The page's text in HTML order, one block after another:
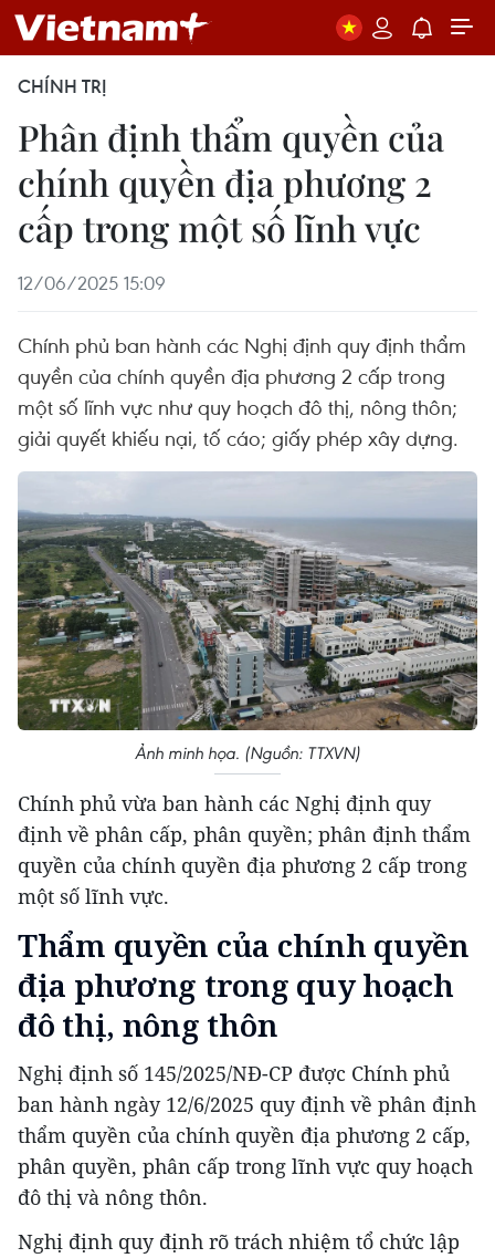
CHÍNH TRỊ
Phân định thẩm quyền của
chính quyền địa phương 2
cấp trong một số lĩnh vực
12/06/2025 15:09
Chính phủ ban hành các Nghị định quy định thẩm
quyền của chính quyền địa phương 2 cấp trong
một số lĩnh vực như quy hoạch đô thị, nông thôn;
giải quyết khiếu nại, tố cáo; giấy phép xây dựng.
Ảnh minh họa. (Nguồn: TTXVN)
Chính phủ vừa ban hành các Nghị định quy
định về phân cấp, phân quyền; phân định thẩm
quyền của chính quyền địa phương 2 cấp trong
một số lĩnh vực.
Thẩm quyền của chính quyền
địa phương trong quy hoạch
đô thị, nông thôn
Nghị định số 145/2025/NĐ-CP được Chính phủ
ban hành ngày 12/6/2025 quy định về phân định
thẩm quyền của chính quyền địa phương 2 cấp,
phân quyền, phân cấp trong lĩnh vực quy hoạch
đô thị và nông thôn.
Nghị định quy định rõ trách nhiệm tổ chức lập